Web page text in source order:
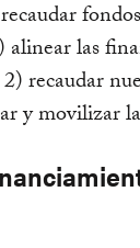
alinear las
recaudar
y movilizar